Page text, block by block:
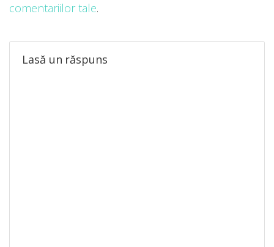
Lasă un răspuns
comentariilor tale.